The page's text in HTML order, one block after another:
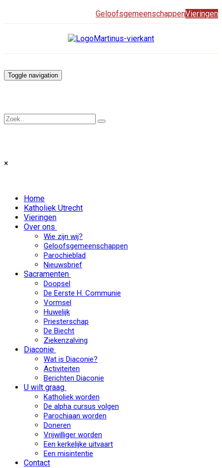
GeloofsgemeenschappenVieringen
Toggle navigation
×
Home
Katholiek Utrecht
Vieringen
Over ons
Wie zijn wij?
Geloofsgemeenschappen
Parochieblad
Nieuwsbrief
Sacramenten
Doopsel
De Eerste H. Communie
Vormsel
Huwelijk
Priesterschap
De Biecht
Ziekenzalving
Diaconie
Wat is Diaconie?
Activiteiten
Berichten Diaconie
U wilt graag
Katholiek worden
De alpha cursus volgen
Parochiaan worden
Doneren
Vrijwilliger worden
Een kerkelijke uitvaart
Een misintentie
Contact